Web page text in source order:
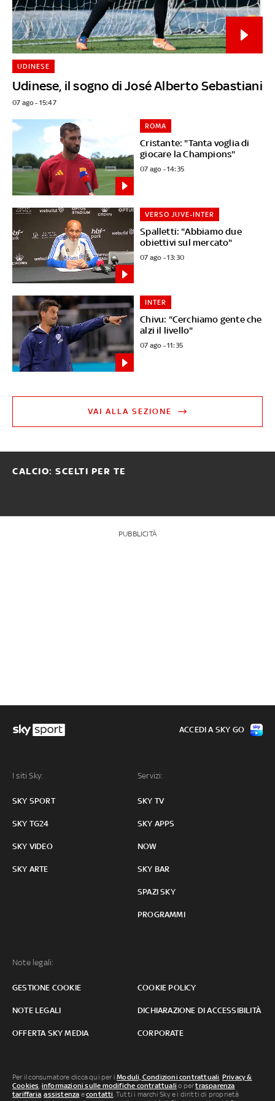
Udinese, il sogno di José Alberto Sebastiani
UDINESE
07 ago - 15:47
Cristante: "Tanta voglia di
giocare la Champions"
ROMA
07 ago - 14:35
Spalletti: "Abbiamo due
obiettivi sul mercato"
VERSO JUVE-INTER
07 ago - 13:30
Chivu: "Cerchiamo gente che
alzi il livello"
INTER
07 ago - 11:35
VAI ALLA SEZIONE
CALCIO: SCELTI PER TE
PUBBLICITÀ
I siti Sky:
SKY SPORT
SKY TG24
SKY VIDEO
SKY ARTE
Servizi:
SKY TV
SKY APPS
NOW
SKY BAR
SPAZI SKY
PROGRAMMI
Note legali:
GESTIONE COOKIE COOKIE POLICY
NOTE LEGALI DICHIARAZIONE DI ACCESSIBILITÀ
OFFERTA SKY MEDIA CORPORATE
ACCEDI A SKY GO
Per il consumatore clicca qui per iModuli, Condizioni contrattuali, Privacy &
Cookies, informazioni sulle modifiche contrattuali o pertrasparenza
tariffaria,assistenza econtatti. Tutti i marchi Sky e i diritti di proprietà